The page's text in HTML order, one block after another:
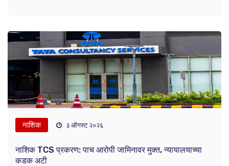
नाशिक ३ ऑगस्ट २०२६
नाशिक TCS प्रकरण: पाच आरोपी जामिनावर मुक्त, न्यायालयाच्या
कडक अटी